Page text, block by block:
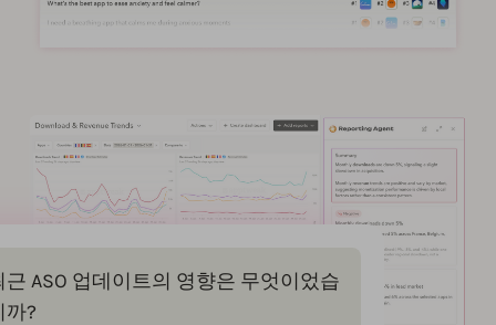
근 ASO 업데이트의 영향은 무엇이었습
까?